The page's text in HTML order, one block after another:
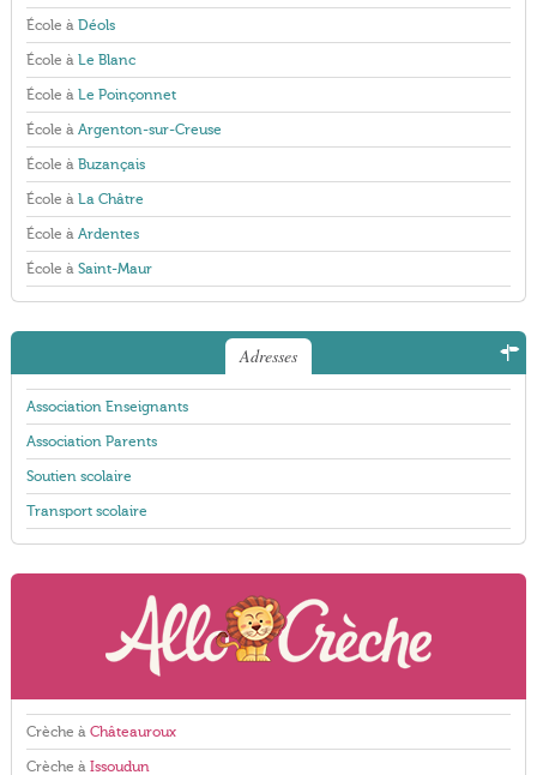
École à Déols
École à Le Blanc
École à Le Poinçonnet
École à Argenton-sur-Creuse
École à Buzançais
École à La Châtre
École à Ardentes
École à Saint-Maur
Adresses
Association Enseignants
Association Parents
Soutien scolaire
Transport scolaire
Crèche à Châteauroux
Crèche à Issoudun